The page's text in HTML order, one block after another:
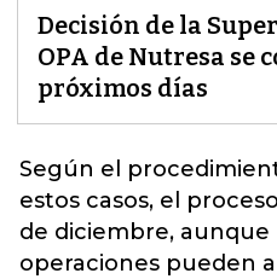
Decisión de la
OPA de Nutresa se
próximos días
Según el
estos casos, el
de diciembre,
operaciones pueden